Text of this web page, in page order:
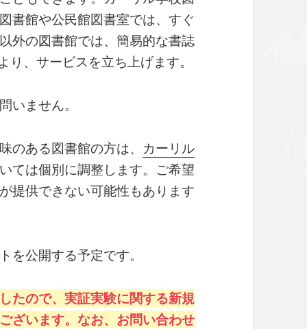
書館や公民館図書室では、すぐ
外の図書館では、簡易的な書誌
、サービスを立ち上げます。
いません。
のある図書館の方は、 カーリル
ては個別に調整します。ご希望
提供できない可能性もあります
を公開する予定です。
たので、実証実験に関する新規
ざいます。なお、お問い合わせ